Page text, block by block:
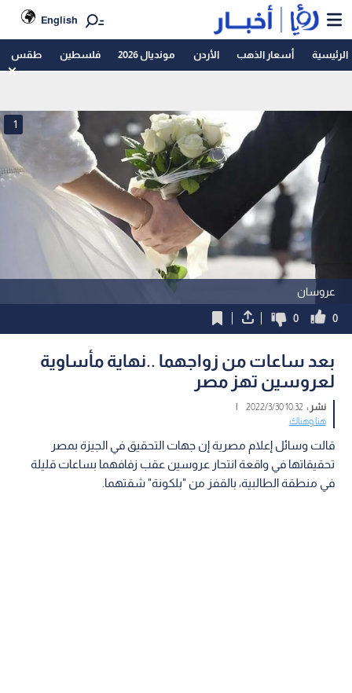
English
الرئيسية أسعار الذهب الأردن مونديال 2026 فلسطين طقس
عروسان
1
0
0
بعد ساعات من زواجهما ..نهاية مأساوية
لعروسين تهز مصر
نشر :10:32 2022/3/30
|
هنا وهناك
قالت وسائل إعلام مصرية إن جهات التحقيق في الجيزة بمصر
تحقيقاتها في واقعة انتحار عروسين عقب زفافهما بساعات قليلة
في منطقة الطالبية، بالقفز من "بلكونة" شقتهما.